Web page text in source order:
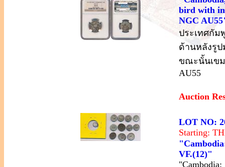
bird with
NGC
ประเทศกัม
ด้านหลังรูป
ขณะนั้นเขม
AU55
Auction
LOT NO:
Starting:
VF.(12)"